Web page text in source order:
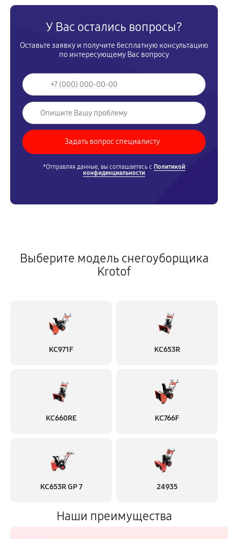
У Вас остались вопросы?
Оставьте заявку и получите бесплатную консультацию
по интересующему Вас вопросу
*Отправляя данные, вы соглашаетесь с Политикой
конфиденциальности
Выберите модель снегоуборщика
Krotof
KC971F KC653R
KC660RE KC766F
KC653R GP 7 24935
Наши преимущества